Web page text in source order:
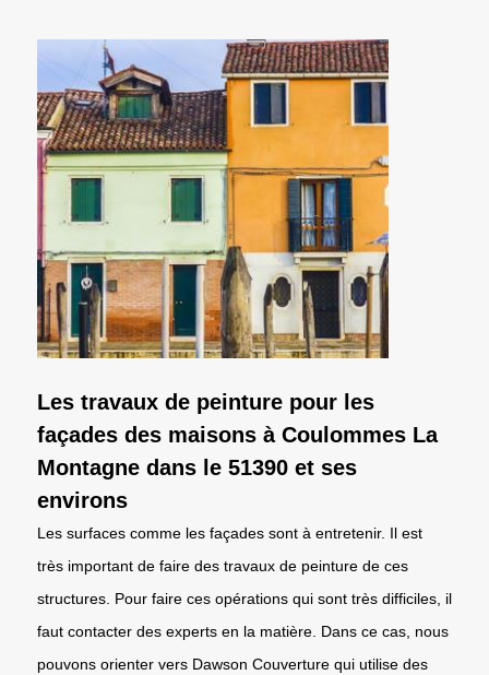
Les travaux de peinture pour les
façades des maisons à Coulommes La
Montagne dans le 51390 et ses
environs
Les surfaces comme les façades sont à entretenir. Il est
très important de faire des travaux de peinture de ces
structures. Pour faire ces opérations qui sont très difficiles, il
faut contacter des experts en la matière. Dans ce cas, nous
pouvons orienter vers Dawson Couverture qui utilise des